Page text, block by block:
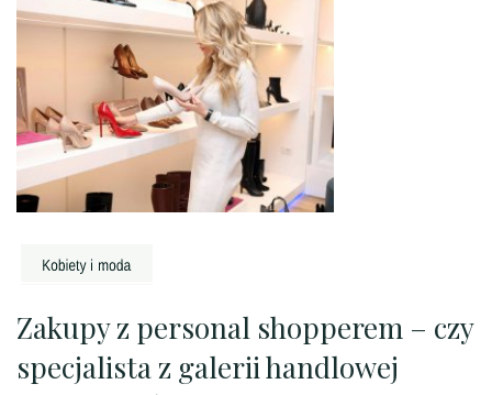
Zakupy z personal shopperem – czy
specjalista z galerii handlowej